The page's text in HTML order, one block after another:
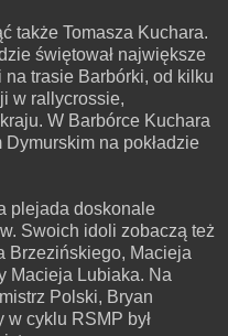
także Tomasza Kuchara.
świętował największe
trasie Barbórki, od kilku
w rallycrossie,
W Barbórce Kuchara
na pokładzie
plejada doskonale
Swoich idoli zobaczą też
Brzezińskiego, Macieja
Macieja Lubiaka. Na
Polski, Bryan
w cyklu RSMP był